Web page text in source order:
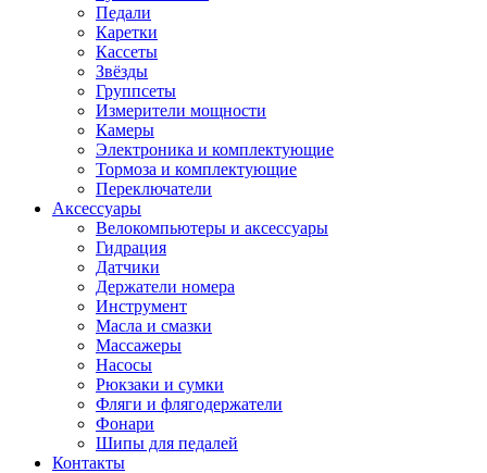
Педали
Каретки
Кассеты
Звёзды
Группсеты
Измерители мощности
Камеры
Электроника и комплектующие
Тормоза и комплектующие
Переключатели
Аксессуары
Велокомпьютеры и аксессуары
Гидрация
Датчики
Держатели номера
Инструмент
Масла и смазки
Массажеры
Насосы
Рюкзаки и сумки
Фляги и флягодержатели
Фонари
Шипы для педалей
Контакты